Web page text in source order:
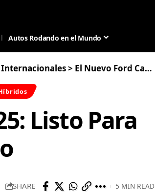
Autos Rodando en el Mundo
> El Nuevo Ford Capri 2025: Listo Para su Presentación en Julio
Listo Para
SHARE 5 MIN READ